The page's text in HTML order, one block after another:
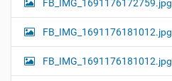
FB_IMG_1691176172759.jpg
FB_IMG_1691176181012.jpg
FB_IMG_1691176181012.jpg